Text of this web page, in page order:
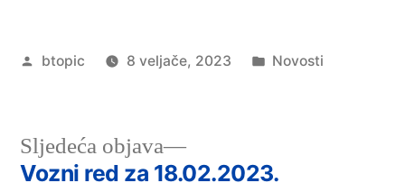
Objavio
btopic 8 veljače, 2023
Objavljeno
Novosti
Sljedeća objava
Sljedeća
objava:
Vozni red za 18.02.2023.